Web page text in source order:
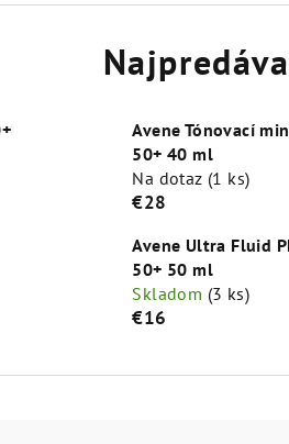
Avene Tónovací
50+ 40 ml
Na dotaz (1 ks)
€28
Avene Ultra Fluid
50+ 50 ml
Skladom (3 ks)
€16